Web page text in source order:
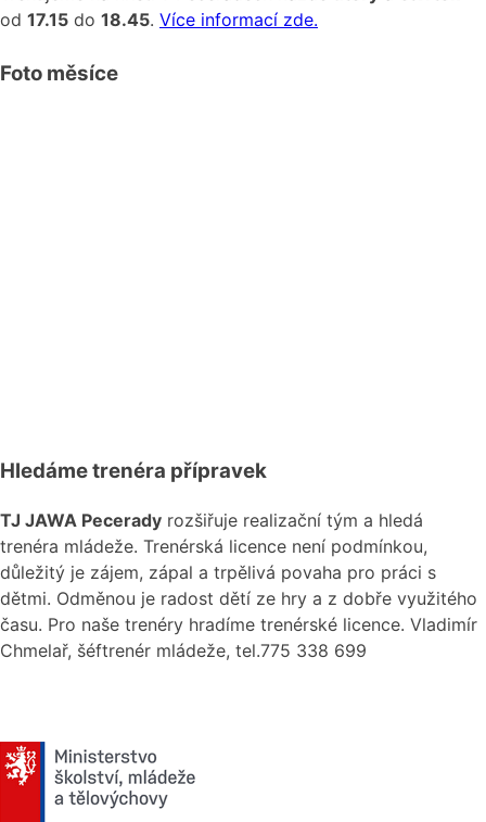
od 17.15 do 18.45. Více informací zde.
Foto měsíce
Hledáme trenéra přípravek
TJ JAWA Pecerady rozšiřuje realizační tým a hledá
trenéra mládeže. Trenérská licence není podmínkou,
důležitý je zájem, zápal a trpělivá povaha pro práci s
dětmi. Odměnou je radost dětí ze hry a z dobře využitého
času. Pro naše trenéry hradíme trenérské licence. Vladimír
Chmelař, šéftrenér mládeže, tel.775 338 699